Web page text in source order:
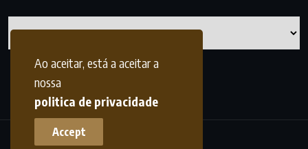
Ao aceitar, está a aceitar a
nossa
politica de privacidade
Accept